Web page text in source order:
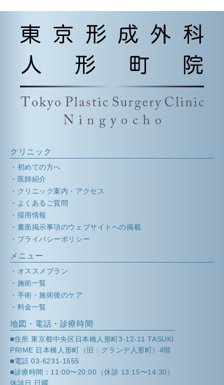
クリニック
初めての方へ
医師紹介
クリニック案内・アクセス
よくあるご質問
採用情報
書面掲示事項のウェブサイトへの掲載
プライバシーポリシー
メニュー
オススメプラン
施術一覧
手術・施術後のケア
料金一覧
地図・電話・診療時間
■住所 東京都中央区日本橋人形町3-12-11 TASUKI
PRIME 日本橋人形町（旧：グランデ人形町）4階
■電話 03-6231-1555
■診療時間：11:00〜20:00（休診 13:15〜14:30）
休診日 日曜